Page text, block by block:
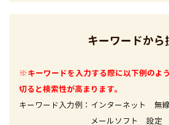
キーワードから
※キーワードを入力する際に以下例のよ
切ると検索性が高まります。
キーワード入力例：インターネット 無
メールソフト 設定